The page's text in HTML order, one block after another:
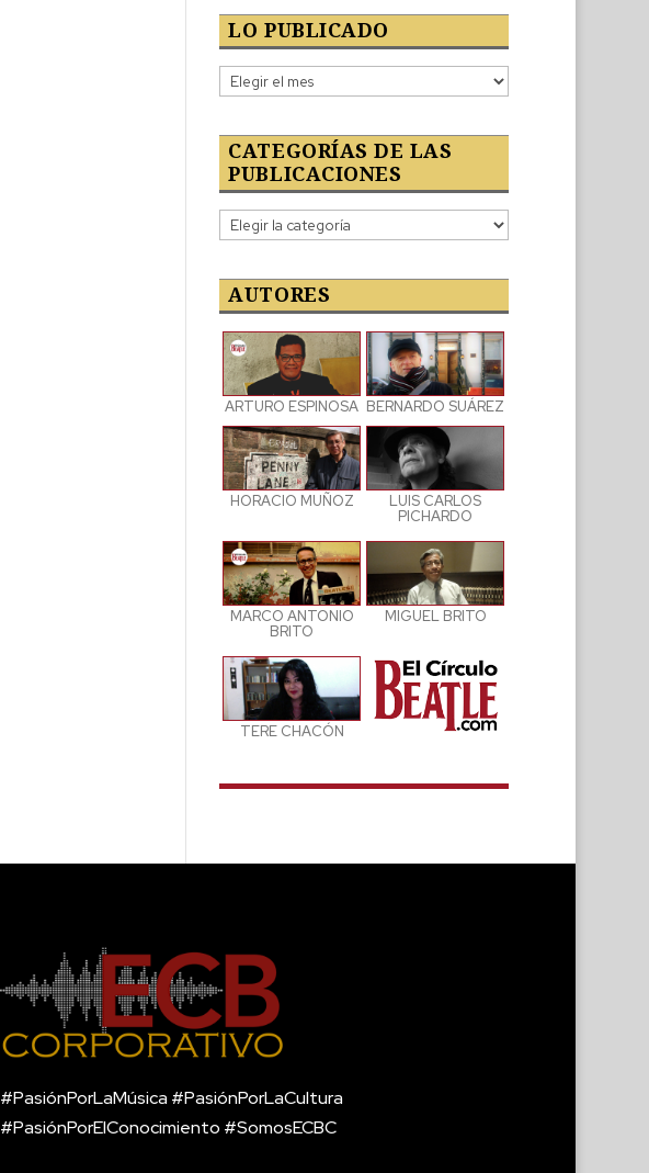
LO PUBLICADO
Lo
publicado
CATEGORÍAS DE LAS
PUBLICACIONES
Categorías
de
publicaciones
AUTORES
ARTURO ESPINOSA BERNARDO SUÁREZ
HORACIO MUÑOZ
LUIS CARLOS
PICHARDO
MARCO ANTONIO
BRITO
MIGUEL BRITO
TERE CHACÓN
#PasiónPorLaMúsica #PasiónPorLaCultura
#PasiónPorElConocimiento #SomosECBC